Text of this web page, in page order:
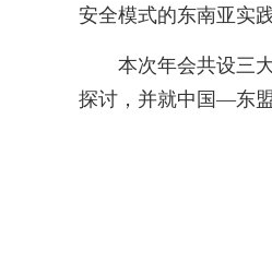
安全模式的东南亚实
本次年会共设三
探讨，并就中国—东